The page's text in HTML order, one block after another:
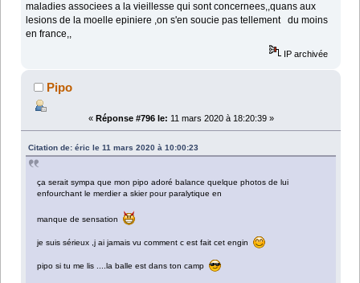
maladies associees a la vieillesse qui sont concernees,,quans aux
lesions de la moelle epiniere ,on s'en soucie pas tellement du moins
en france,,
IP archivée
Pipo
« Réponse #796 le: 11 mars 2020 à 18:20:39 »
Citation de: éric le 11 mars 2020 à 10:00:23
ça serait sympa que mon pipo adoré balance quelque photos de lui
enfourchant le merdier a skier pour paralytique en
manque de sensation
je suis sérieux ,j ai jamais vu comment c est fait cet engin
pipo si tu me lis ....la balle est dans ton camp